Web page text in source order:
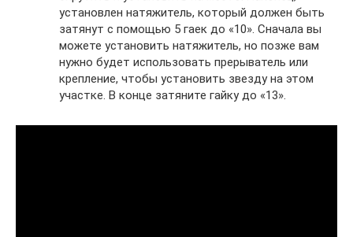
установлен натяжитель, который должен быть
затянут с помощью 5 гаек до «10». Сначала вы
можете установить натяжитель, но позже вам
нужно будет использовать прерыватель или
крепление, чтобы установить звезду на этом
участке. В конце затяните гайку до «13».